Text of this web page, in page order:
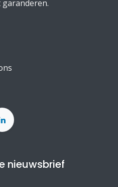
nieuwsbrief